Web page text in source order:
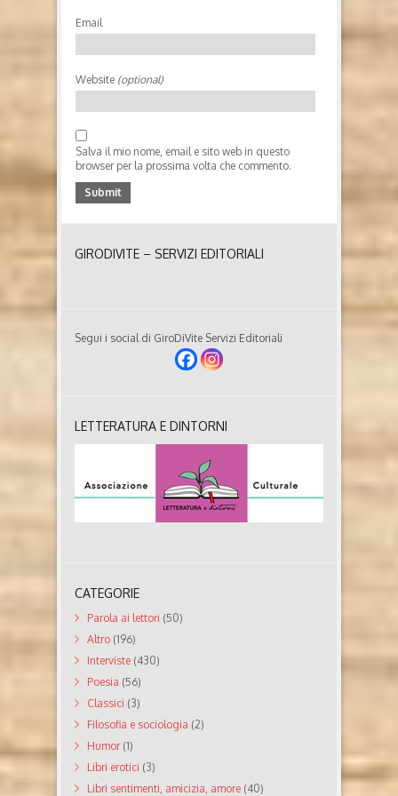
Email
Website (optional)
Salva il mio nome, email e sito web in questo
browser per la prossima volta che commento.
GIRODIVITE – SERVIZI EDITORIALI
Segui i social di GiroDiVite Servizi Editoriali
LETTERATURA E DINTORNI
CATEGORIE
Parola ai lettori (50)
Altro (196)
Interviste (430)
Poesia (56)
Classici (3)
Filosofia e sociologia (2)
Humor(1)
Libri erotici (3)
Libri sentimenti, amicizia, amore (40)